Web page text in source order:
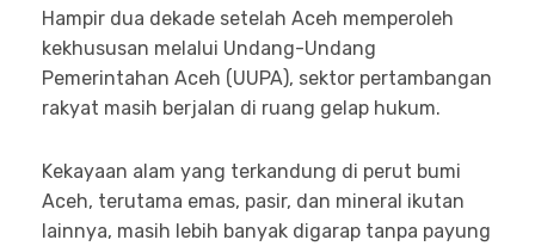
Hampir dua dekade setelah Aceh memperoleh
kekhususan melalui Undang-Undang
Pemerintahan Aceh (UUPA), sektor pertambangan
rakyat masih berjalan di ruang gelap hukum.
Kekayaan alam yang terkandung di perut bumi
Aceh, terutama emas, pasir, dan mineral ikutan
lainnya, masih lebih banyak digarap tanpa payung